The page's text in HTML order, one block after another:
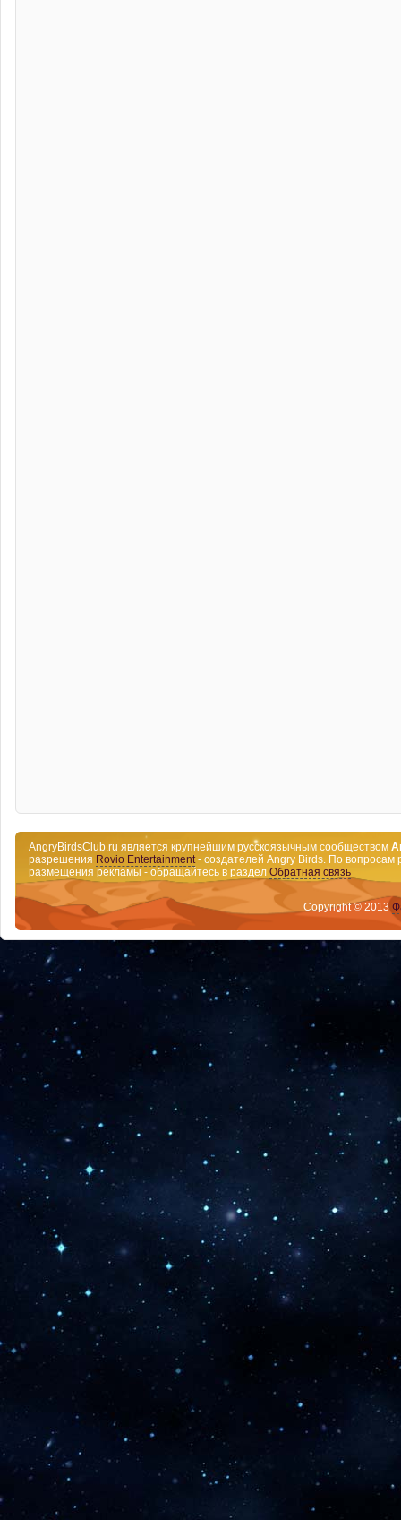
AngryBirdsClub.ru является крупнейшим русскоязычным сообществом
разрешения Rovio Entertainment- создателей Angry Birds. По вопросам
размещения рекламы - обращайтесь в раздел Обратная связь
Copyright © 2013